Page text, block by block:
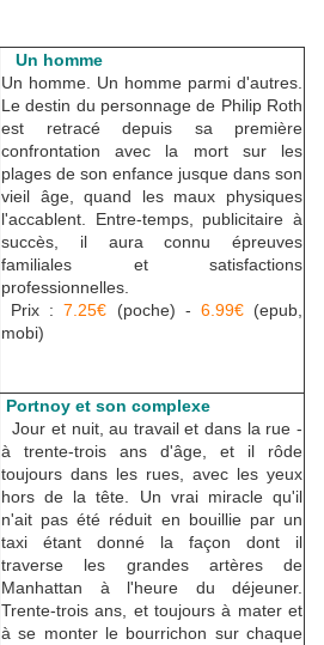
Un homme
Un homme. Un homme parmi d'autres.
Le destin du personnage de Philip Roth
est retracé depuis sa première
confrontation avec la mort sur les
plages de son enfance jusque dans son
vieil âge, quand les maux physiques
l'accablent. Entre-temps, publicitaire à
succès, il aura connu épreuves
familiales et satisfactions
professionnelles.
Prix :7.25€ (poche) - 6.99€(epub,
mobi)
Portnoy et son complexe
Jour et nuit, au travail et dans la rue -
à trente-trois ans d'âge, et il rôde
toujours dans les rues, avec les yeux
hors de la tête. Un vrai miracle qu'il
n'ait pas été réduit en bouillie par un
taxi étant donné la façon dont il
traverse les grandes artères de
Manhattan à l'heure du déjeuner.
Trente-trois ans, et toujours à mater et
à se monter le bourrichon sur chaque